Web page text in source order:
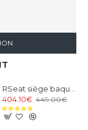
404.10€ 449.00€